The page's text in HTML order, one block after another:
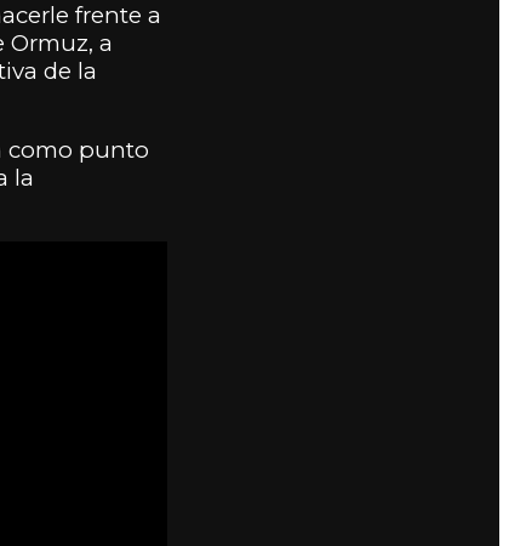
frente a
Ormuz, a
de la
como punto
la